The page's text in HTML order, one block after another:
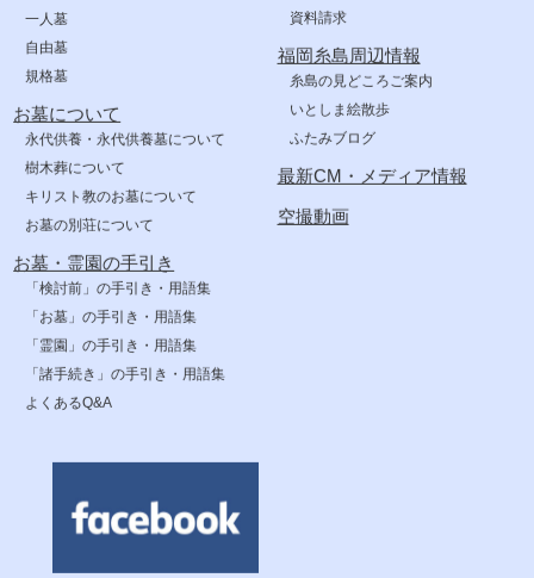
一人墓
自由墓
規格墓
お墓について
永代供養・永代供養墓について
樹木葬について
キリスト教のお墓について
お墓の別荘について
お墓・霊園の手引き
「検討前」の手引き・用語集
「お墓」の手引き・用語集
「霊園」の手引き・用語集
「諸手続き」の手引き・用語集
よくあるQ&A
資料請求
福岡糸島周辺情報
糸島の見どころご案内
いとしま絵散歩
ふたみブログ
最新CM・メディア情報
空撮動画